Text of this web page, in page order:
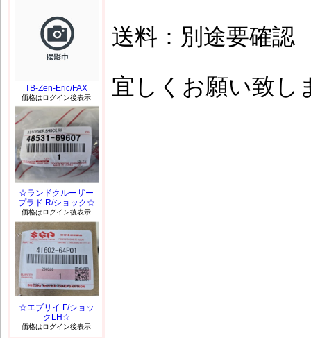
送料：別途要確認
宜しくお願い致し
TB-Zen-Eric/FAX
価格はログイン後表示
☆ランドクルーザー
プラド R/ショック☆
価格はログイン後表示
☆エブリイ F/ショッ
クLH☆
価格はログイン後表示